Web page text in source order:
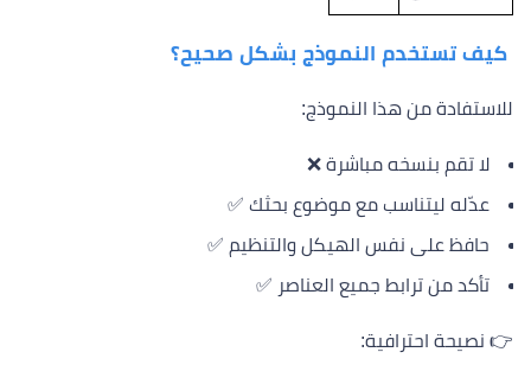
كيف تستخدم النموذج بشكل صحيح؟
للاستفادة من هذا النموذج:
لا تقم بنسخه مباشرة ❌
عدّله ليتناسب مع موضوع بحثك ✅
حافظ على نفس الهيكل والتنظيم ✅
تأكد من ترابط جميع العناصر ✅
👉 نصيحة احترافية: